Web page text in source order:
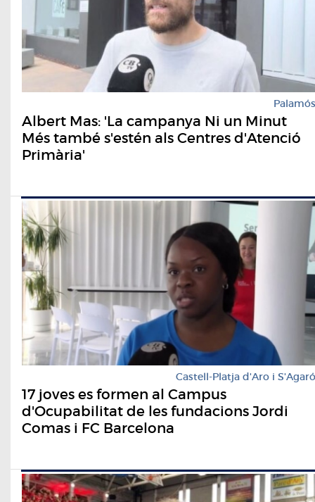
Palamós
Albert Mas: 'La campanya Ni un Minut
Més també s'estén als Centres d'Atenció
Primària'
Castell-Platja d'Aro i S'Agaró
17 joves es formen al Campus
d'Ocupabilitat de les fundacions Jordi
Comas i FC Barcelona